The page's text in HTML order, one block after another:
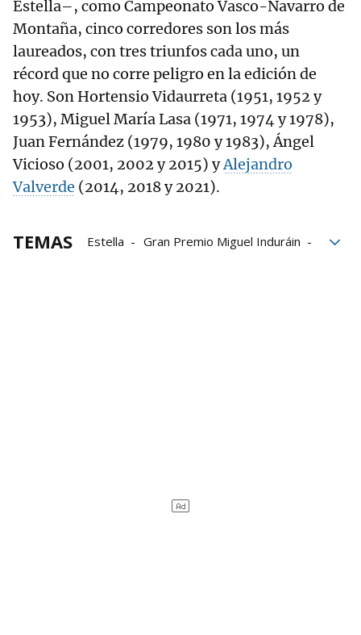
Estella–, como Campeonato Vasco-Navarro de
Montaña, cinco corredores son los más
laureados, con tres triunfos cada uno, un
récord que no corre peligro en la edición de
hoy. Son Hortensio Vidaurreta (1951, 1952 y
1953), Miguel María Lasa (1971, 1974 y 1978),
Juan Fernández (1979, 1980 y 1983), Ángel
Vicioso (2001, 2002 y 2015) yAlejandro
Valverde (2014, 2018 y 2021).
TEMAS Estella
Gran Premio Miguel Induráin